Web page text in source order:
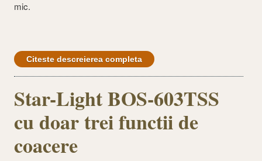
mic.
Citeste descreierea completa
Star-Light BOS-603TSS
cu doar trei functii de
coacere